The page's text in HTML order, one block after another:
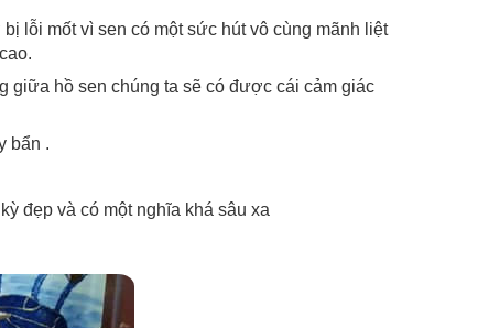
lỗi mốt vì sen có một sức hút vô cùng mãnh liệt
giữa hồ sen chúng ta sẽ có được cái cảm giác
bẩn .
đẹp và có một nghĩa khá sâu xa